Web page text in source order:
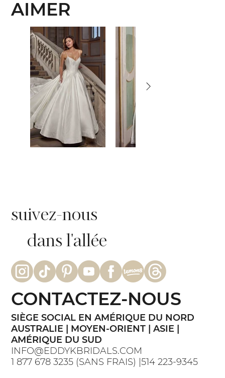
AIMER
suivez-nous
dans l'allée
SIÈGE SOCIAL EN AMÉRIQUE DU NORD
AUSTRALIE | MOYEN-ORIENT | ASIE |
AMÉRIQUE DU SUD
INFO@EDDYKBRIDALS.COM
1 877 678 3235 (SANS FRAIS) |514 223-9345
CONTACTEZ-NOUS